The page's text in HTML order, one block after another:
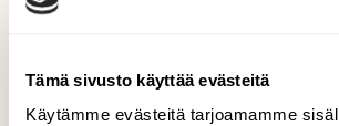
Tämä sivusto käyttää evästeitä
Käytämme evästeitä tarjoamamme